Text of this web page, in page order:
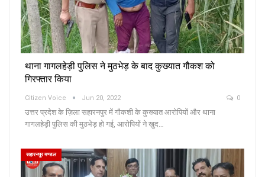
थाना गागलहेड़ी पुलिस ने मुठभेड़ के बाद कुख्यात गौकश को
गिरफ्तार किया
Citizen Voice Jun 20, 2022 0
उत्तर प्रदेश के ज़िला सहारनपुर में गौकशी के कुख्यात आरोपियों और थाना
गागलहेड़ी पुलिस की मुठभेड़ हो गई, आरोपियों ने खुद…
सहारनपुर मण्डल